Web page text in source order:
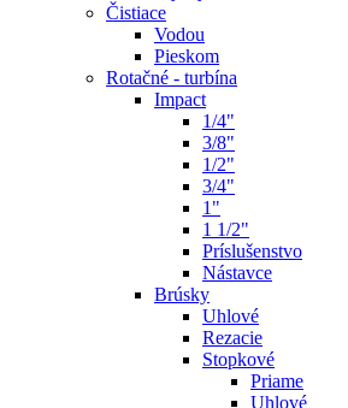
Čistiace
Vodou
Pieskom
Rotačné - turbína
Impact
1/4"
3/8"
1/2"
3/4"
1"
1 1/2"
Príslušenstvo
Nástavce
Brúsky
Uhlové
Rezacie
Stopkové
Priame
Uhlové